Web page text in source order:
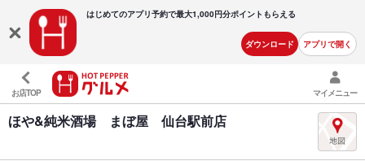
はじめてのアプリ予約で最大1,000円分ポイントもらえる
ダウンロード アプリで開く
お店TOP マイメニュー
ほや&純米酒場 まぼ屋 仙台駅前店